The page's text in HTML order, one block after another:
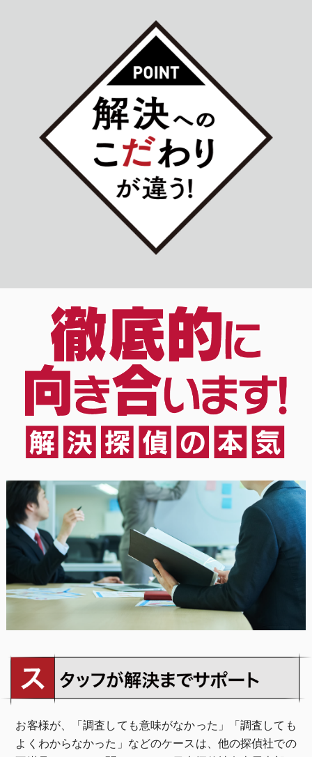
お客様が、「調査しても意味がなかった」「調査しても
よくわからなかった」などのケースは、他の探偵社での